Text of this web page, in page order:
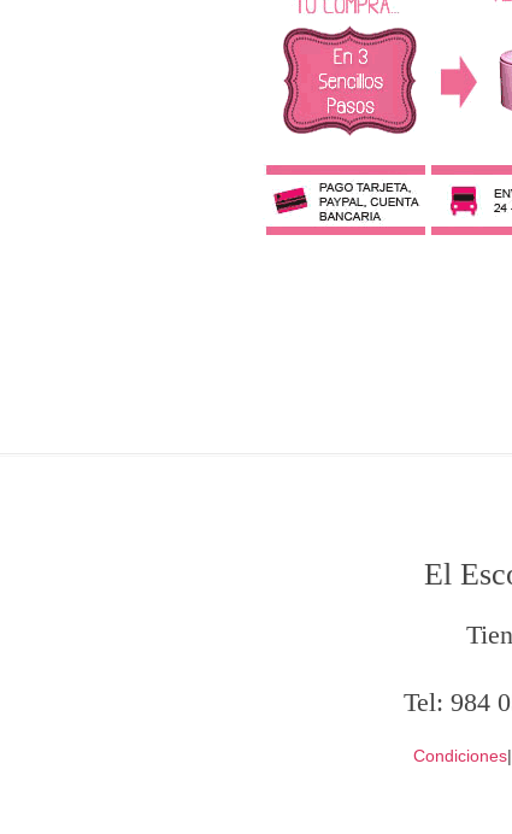
El
Tel: 984
Condiciones|